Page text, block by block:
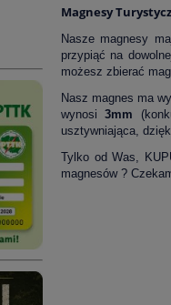
Magnesy
Nasze magnesy
przypiąć na
możesz zbierać
Nasz magnes ma
wynosi3mm
usztywniająca,
Tylko od Was,
magnesów ?